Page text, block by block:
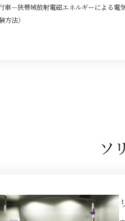
車－狭帯域放射電磁エネルギーによる電
方法）
ソ